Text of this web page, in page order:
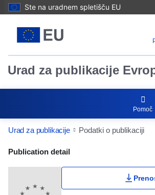
Ste na uradnem spletišču EU
Urad za publikacije
Pomoč
Urad za publikacije Podatki o publikaciji
Publication Detail Actions
Publication detail